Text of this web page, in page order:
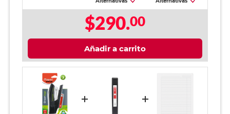
$290.00
Añadir a carrito